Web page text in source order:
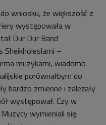
wniosku, że większość z
występowała w
Dur Dur Band
Sheikholeslami –
muzykami, wiadomo
porównałbym do
bardzo zmienne i zależały
występował. Czy w
wymieniali się.